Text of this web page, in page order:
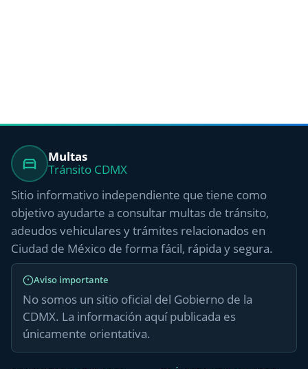
Multas
Tránsito CDMX
Sitio informativo independiente que tiene como
objetivo ayudarte a consultar multas de tránsito,
adeudos vehiculares y trámites relacionados en
Ciudad de México de forma fácil, rápida y segura.
Aviso importante
No somos un sitio oficial del Gobierno de la
CDMX. La información aquí publicada es
únicamente orientativa.